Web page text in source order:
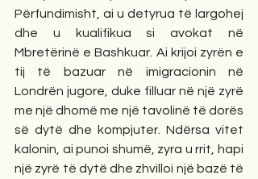
Përfundimisht, ai u detyrua të largohej
dhe u kualifikua si avokat në
Mbretërinë e Bashkuar. Ai krijoi zyrën e
tij të bazuar në imigracionin në
Londrën jugore, duke filluar në një zyrë
me një dhomë me një tavolinë të dorës
së dytë dhe kompjuter. Ndërsa vitet
kalonin, ai punoi shumë, zyra u rrit, hapi
një zyrë të dytë dhe zhvilloi një bazë të